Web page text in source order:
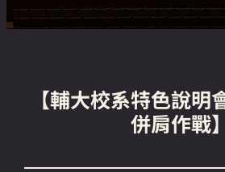
【輔大校系特色說明
併肩作戰】